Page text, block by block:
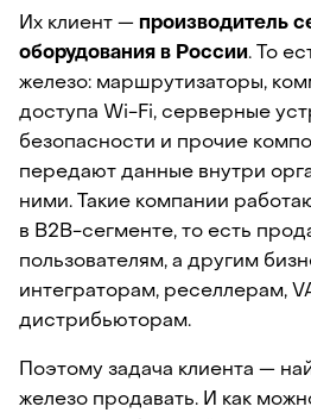
Их клиент — производитель
оборудования в России. То
железо: маршрутизаторы,
доступа Wi-Fi, серверные
безопасности и прочие
передают данные внутри
ними. Такие компании
в B2B-сегменте, то есть
пользователям, а другим
интеграторам, реселлерам,
дистрибьюторам.
Поэтому задача клиента —
железо продавать. И как